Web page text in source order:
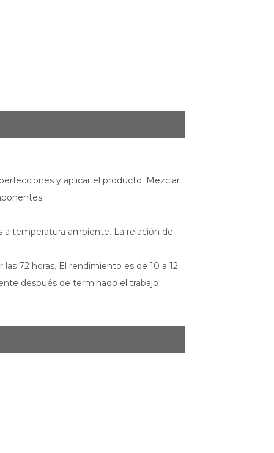
y aplicar el producto. Mezclar
a temperatura ambiente. La relación de
72 horas. El rendimiento es de 10 a 12
después de terminado el trabajo